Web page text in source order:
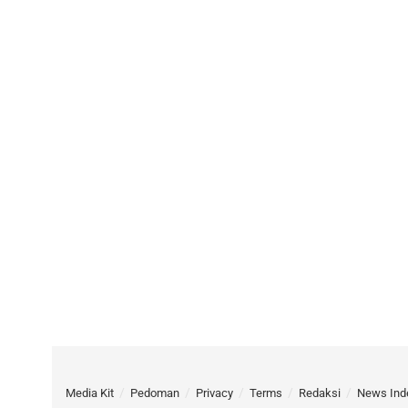
Media Kit Pedoman Privacy Terms Redaksi News